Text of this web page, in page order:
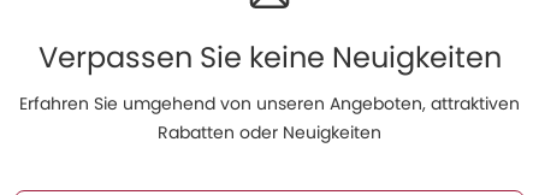
Verpassen Sie keine Neuigkeiten
Erfahren Sie umgehend von unseren Angeboten, attraktiven
Rabatten oder Neuigkeiten